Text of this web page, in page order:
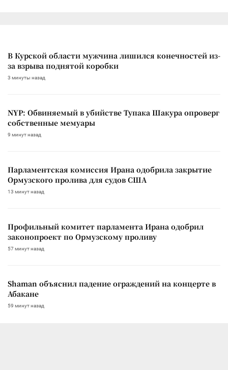
В Курской области мужчина лишился конечностей из-
за взрыва поднятой коробки
3 минуты назад
NYP: Обвиняемый в убийстве Тупака Шакура опроверг
собственные мемуары
9 минут назад
Парламентская комиссия Ирана одобрила закрытие
Ормузского пролива для судов США
13 минут назад
Профильный комитет парламента Ирана одобрил
законопроект по Ормузскому проливу
57 минут назад
Shaman объяснил падение ограждений на концерте в
Абакане
59 минут назад